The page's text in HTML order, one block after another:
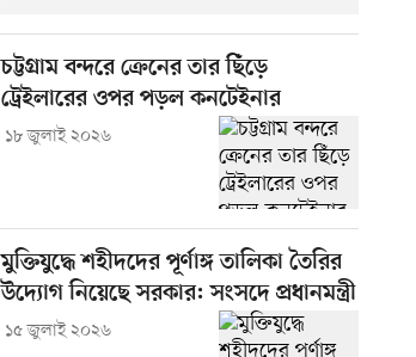
চট্টগ্রাম বন্দরে ক্রেনের তার ছিঁড়ে
ট্রেইলারের ওপর পড়ল কনটেইনার
১৮ জুলাই ২০২৬
মুক্তিযুদ্ধে শহীদদের পূর্ণাঙ্গ তালিকা তৈরির
উদ্যোগ নিয়েছে সরকার: সংসদে প্রধানমন্ত্রী
১৫ জুলাই ২০২৬